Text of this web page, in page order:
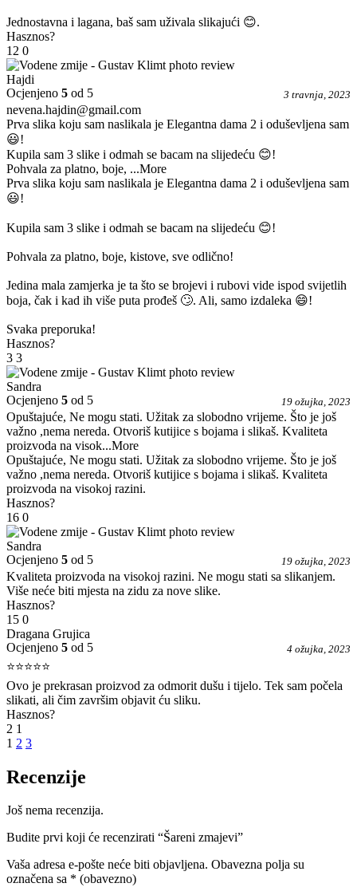
Jednostavna i lagana, baš sam uživala slikajući 😊.
Hasznos?
12 0
Hajdi
Ocjenjeno 5 od 5 3 travnja, 2023
nevena.hajdin@gmail.com
Prva slika koju sam naslikala je Elegantna dama 2 i oduševljena sam
😃!
Kupila sam 3 slike i odmah se bacam na slijedeću 😊!
Pohvala za platno, boje, ...More
Prva slika koju sam naslikala je Elegantna dama 2 i oduševljena sam
😃!
Kupila sam 3 slike i odmah se bacam na slijedeću 😊!
Pohvala za platno, boje, kistove, sve odlično!
Jedina mala zamjerka je ta što se brojevi i rubovi vide ispod svijetlih
boja, čak i kad ih više puta prođeš 🙄. Ali, samo izdaleka 😄!
Svaka preporuka!
Hasznos?
3 3
Sandra
Ocjenjeno 5 od 5 19 ožujka, 2023
Opuštajuće, Ne mogu stati. Užitak za slobodno vrijeme. Što je još
važno ,nema nereda. Otvoriš kutijice s bojama i slikaš. Kvaliteta
proizvoda na visok...More
Opuštajuće, Ne mogu stati. Užitak za slobodno vrijeme. Što je još
važno ,nema nereda. Otvoriš kutijice s bojama i slikaš. Kvaliteta
proizvoda na visokoj razini.
Hasznos?
16 0
Sandra
Ocjenjeno 5 od 5 19 ožujka, 2023
Kvaliteta proizvoda na visokoj razini. Ne mogu stati sa slikanjem.
Više neće biti mjesta na zidu za nove slike.
Hasznos?
15 0
Dragana Grujica
Ocjenjeno 5 od 5 4 ožujka, 2023
⭐⭐⭐⭐⭐
Ovo je prekrasan proizvod za odmorit dušu i tijelo. Tek sam počela
slikati, ali čim završim objavit ću sliku.
Hasznos?
2 1
1 2 3
Recenzije
Još nema recenzija.
Budite prvi koji će recenzirati “Šareni zmajevi”
Vaša adresa e-pošte neće biti objavljena. Obavezna polja su
označena sa * (obavezno)